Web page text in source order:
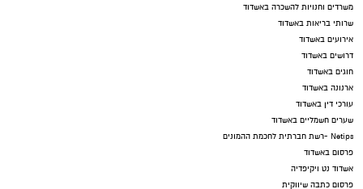
משרדים וחנויות להשכרה באשדוד
שרותי בריאות באשדוד
אירועים באשדוד
דרושים באשדוד
חוגים באשדוד
ארנונה באשדוד
עורכי דין באשדוד
שערים חשמליים באשדוד
Netips -רשת חברתית לחכמת ההמונים
פרסום באשדוד
אשדוד נט ויקיפדיה
פרסום כתבה שיווקית